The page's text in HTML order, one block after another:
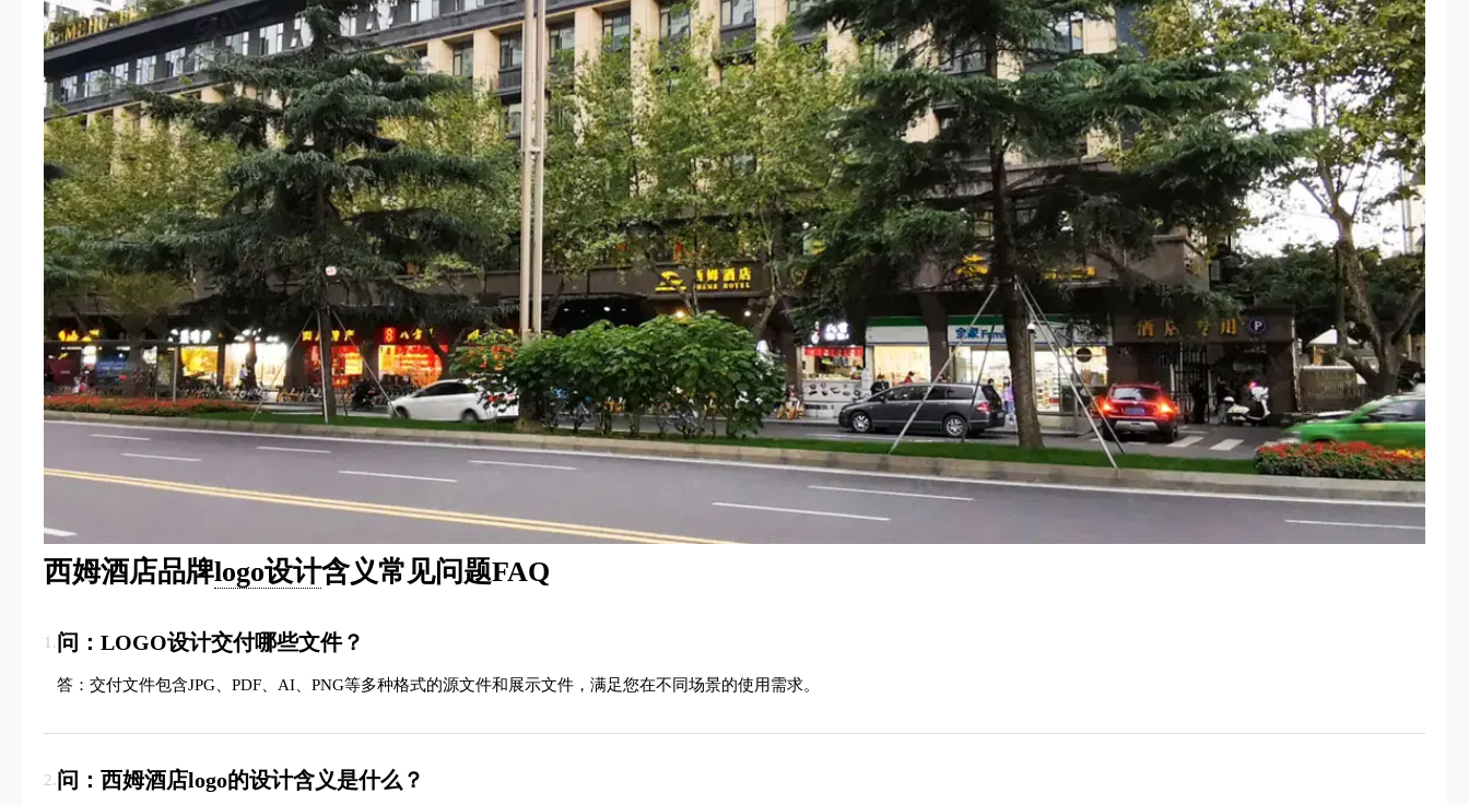
西姆酒店品牌logo设计含义常见问题FAQ
1.问：LOGO设计交付哪些文件？
答：交付文件包含JPG、PDF、AI、PNG等多种格式的源文件和展示文件，满足您在不同场景的使用需求。
2.问：西姆酒店logo的设计含义是什么？